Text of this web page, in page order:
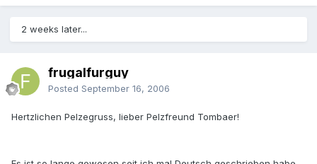
2 weeks later...
frugalfurguy
Posted September 16, 2006
Hertzlichen Pelzegruss, lieber Pelzfreund Tombaer!